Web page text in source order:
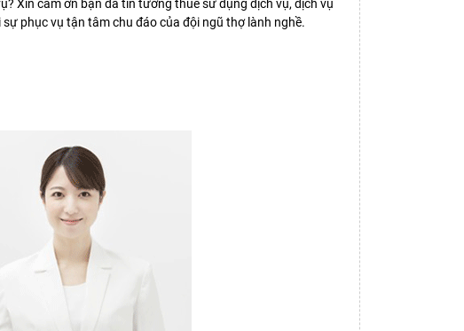
Xin cám ơn bạn đã tin tưởng thuê sử dụng dịch vụ, dịch vụ
phục vụ tận tâm chu đáo của đội ngũ thợ lành nghề.